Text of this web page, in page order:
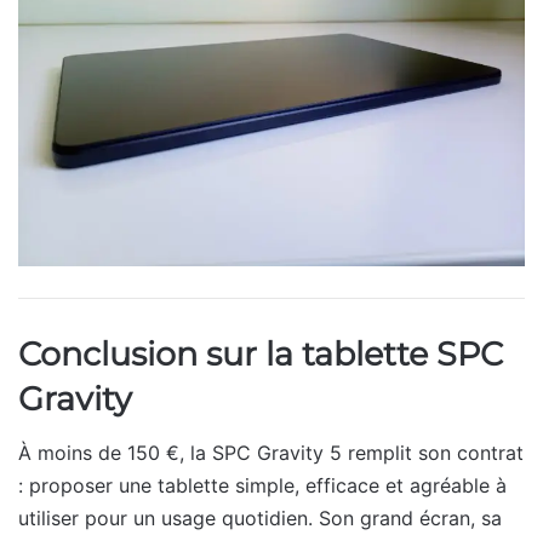
Conclusion sur la tablette SPC
Gravity
À moins de 150 €, la SPC Gravity 5 remplit son contrat
: proposer une tablette simple, efficace et agréable à
utiliser pour un usage quotidien. Son grand écran, sa